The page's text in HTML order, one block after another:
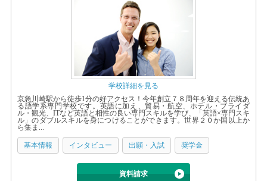
学校詳細を見る
京急川崎駅から徒歩1分の好アクセス！今年創立７８周年を迎える伝統あ
る語学系専門学校です。英語に加え、貿易・航空、ホテル・ブライダ
ル・観光、ITなど英語と相性の良い専門スキルを学び、「英語×専門スキ
ル」のダブルスキルを身につけることができます。世界２０か国以上か
ら集ま...
基本情報 インタビュー 出願・入試 奨学金
資料請求